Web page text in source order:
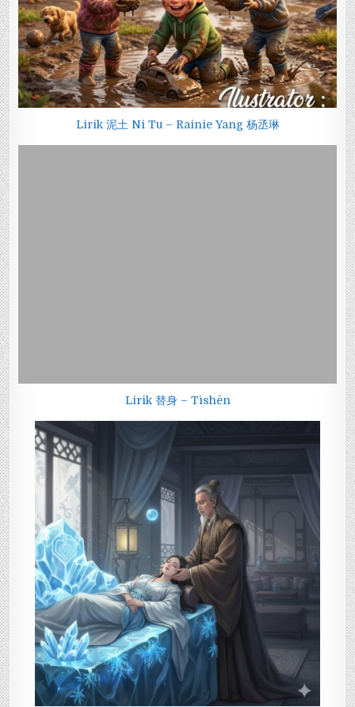
Lirik 泥土 Ni Tu – Rainie Yang 杨丞琳
Lirik 替身 – Tìshēn